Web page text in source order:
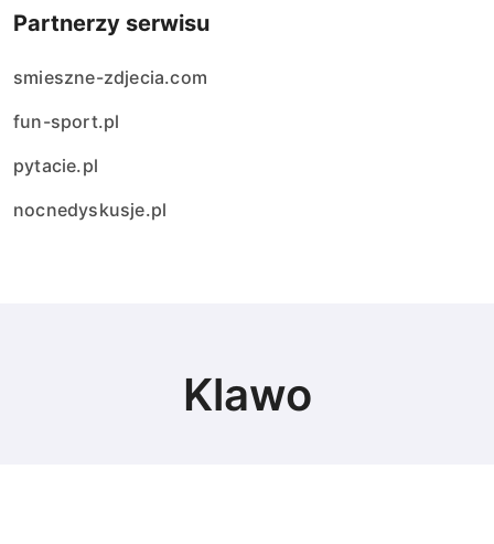
Partnerzy serwisu
smieszne-zdjecia.com
fun-sport.pl
pytacie.pl
nocnedyskusje.pl
Klawo